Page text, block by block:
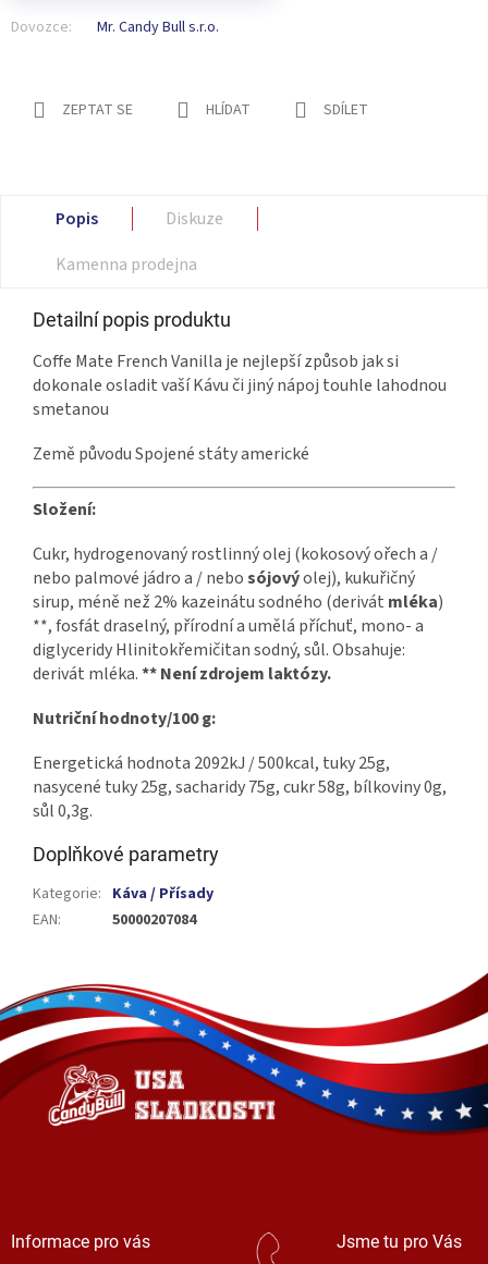
Dovozce: Mr. Candy Bull s.r.o.
ZEPTAT SE HLÍDAT SDÍLET
Popis
Diskuze
Kamenna prodejna
Detailní popis produktu
Coffe Mate French Vanilla je nejlepší způsob jak si
dokonale osladit vaší Kávu či jiný nápoj touhle lahodnou
smetanou
Země původu Spojené státy americké
Složení:
Cukr, hydrogenovaný rostlinný olej (kokosový ořech a /
nebo palmové jádro a / nebosójovýolej), kukuřičný
sirup, méně než 2% kazeinátu sodného (derivát mléka)
**, fosfát draselný, přírodní a umělá příchuť, mono- a
diglyceridy Hlinitokřemičitan sodný, sůl. Obsahuje:
derivát mléka.** Není zdrojem laktózy.
Nutriční hodnoty/100 g:
Energetická hodnota 2092kJ / 500kcal, tuky 25g,
nasycené tuky 25g, sacharidy 75g, cukr 58g, bílkoviny 0g,
sůl 0,3g.
Doplňkové parametry
Kategorie: Káva / Přísady
EAN: 50000207084
á
p
a
í
Informace pro vás Jsme tu pro Vás